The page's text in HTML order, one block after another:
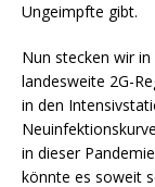
Ungeimpfte gibt.
Nun stecken wir
landesweite 2G-
in den
in dieser
könnte es soweit